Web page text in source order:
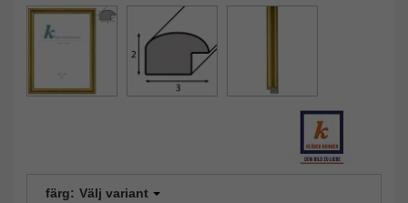
färg: Välj variant